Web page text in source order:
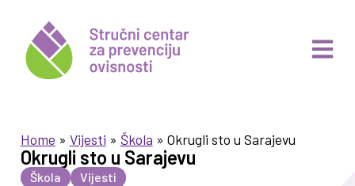
Home » Vijesti » Škola » Okrugli sto u Sarajevu
Okrugli sto u Sarajevu
Škola
Vijesti